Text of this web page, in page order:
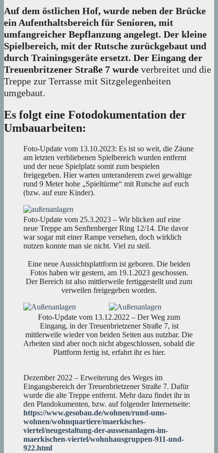
Auf dem östlichen Hof, wurde neben der Brücke
ein Aufenthaltsbereich für Senioren, mit
umfangreicher Bepflanzung angelegt. Der kleine
Spielbereich, mit der Rutsche zurückgebaut und
durch Trainingsgeräte ersetzt. Der Eingang der
Treuenbritzener Straße 7 wurde verbreitet und die
Treppe zur Terrasse mit Sitzgelegenheiten
umgebaut.
Es folgt eine Fotodokumentation der
Umbauarbeiten:
Foto-Update vom 13.10.2023: Es ist so weit, die Zäune
am letzten verbliebenen Spielbereich wurden entfernt
und der neue Spielplatz somit zum bespielen
freigegeben. Hier warten unteranderem zwei gewaltige
rund 9 Meter hohe „Spieltürme“ mit Rutsche auf euch
(bzw. auf eure Kinder).
Foto-Update vom 25.3.2023 – Wir blicken auf eine
neue Treppe am Senftenberger Ring 12/14. Die davor
war sogar mit einer Rampe versehen, doch wirklich
nutzen konnte man sie nicht. Viel zu steil.
Eine neue Aussichtsplattform ist geboren. Die beiden
Fotos haben wir gestern, am 19.1.2023 geschossen.
Der Bereich ist also mittlerweile fertiggestellt und zum
verweilen freigegeben worden.
Foto-Update vom 13.12.2022 – Der Weg zum
Eingang, in der Treuenbrietzener Straße 7, ist
mittlerweile wieder von beiden Seiten aus nutzbar. Die
Arbeiten sind aber noch nicht abgeschlossen, sobald die
Plattform fertig ist, erfahrt ihr es hier.
Dezember 2022 – Erweiterung des Weges im
Eingangsbereich der Treuenbrietzener Straße 7. Dafür
wurde die alte Treppe entfernt. Mehr dazu findet ihr in
den Plandokumenten, bzw. auf folgender Internetseite:
https://www.gesobau.de/wohnen/rund-ums-
wohnen/wohnquartiere/maerkisches-
viertel/neugestaltung-der-aussenanlagen-im-
maerkischen-viertel/wohnhausgruppen-911-und-
922.html